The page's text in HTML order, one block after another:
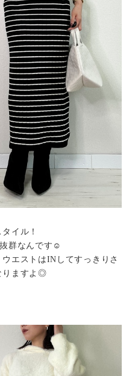
イル！
群なんです☺︎
エストはINしてすっきりさ
りますよ◎